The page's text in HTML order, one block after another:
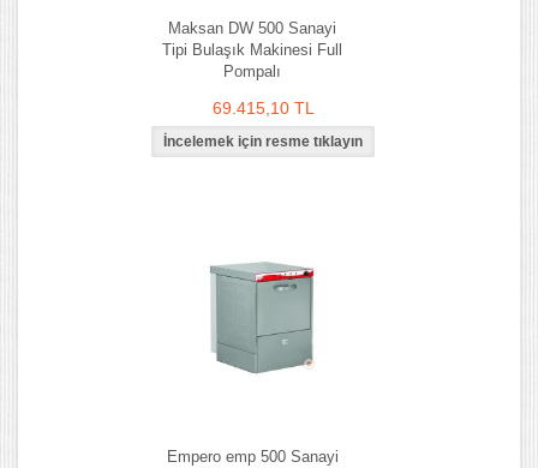
Maksan DW 500 Sanayi
Tipi Bulaşık Makinesi Full
Pompalı
69.415,10 TL
Empero emp 500 Sanayi